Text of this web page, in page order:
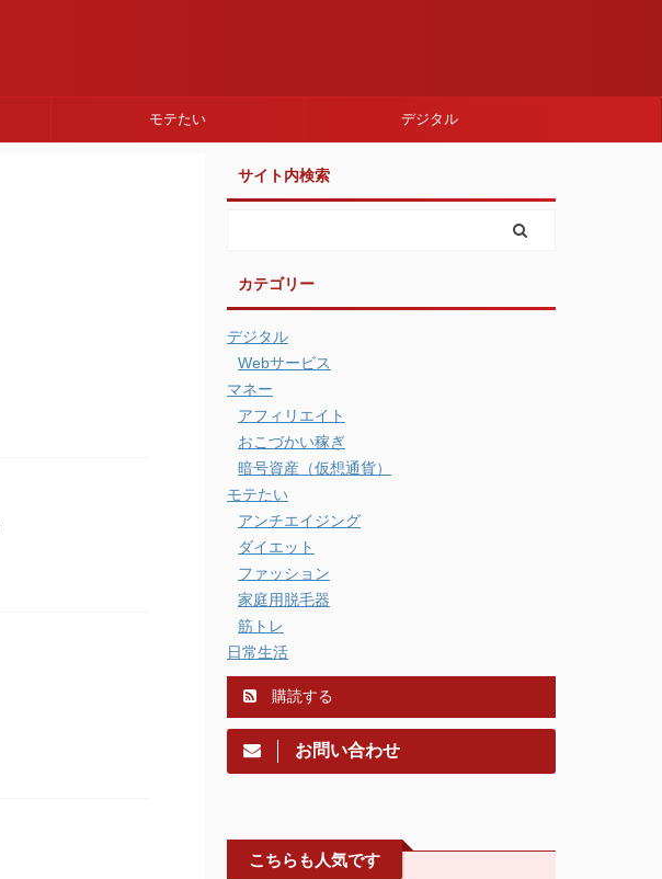
モテたい デジタル
サイト内検索
カテゴリー
デジタル
Webサービス
マネー
アフィリエイト
おこづかい稼ぎ
暗号資産（仮想通貨）
モテたい
アンチエイジング
ダイエット
ファッション
家庭用脱毛器
筋トレ
日常生活
購読する
お問い合わせ
こちらも人気です